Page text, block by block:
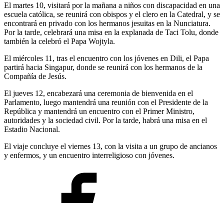
El martes 10, visitará por la mañana a niños con discapacidad en una
escuela católica, se reunirá con obispos y el clero en la Catedral, y se
encontrará en privado con los hermanos jesuitas en la Nunciatura.
Por la tarde, celebrará una misa en la explanada de Taci Tolu, donde
también la celebró el Papa Wojtyla.
El miércoles 11, tras el encuentro con los jóvenes en Dili, el Papa
partirá hacia Singapur, donde se reunirá con los hermanos de la
Compañía de Jesús.
El jueves 12, encabezará una ceremonia de bienvenida en el
Parlamento, luego mantendrá una reunión con el Presidente de la
República y mantendrá un encuentro con el Primer Ministro,
autoridades y la sociedad civil. Por la tarde, habrá una misa en el
Estadio Nacional.
El viaje concluye el viernes 13, con la visita a un grupo de ancianos
y enfermos, y un encuentro interreligioso con jóvenes.